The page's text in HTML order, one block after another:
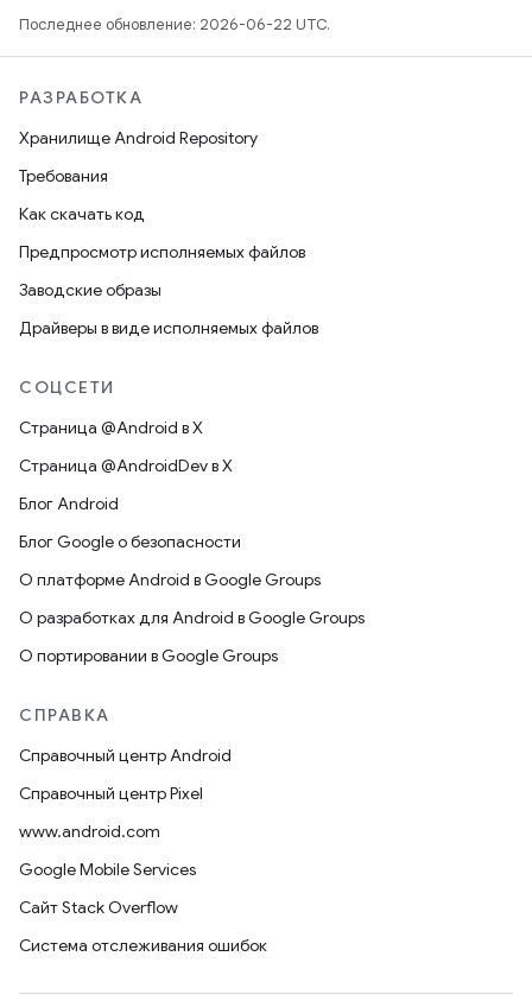
Последнее обновление: 2026-06-22 UTC.
РАЗРАБОТКА
Хранилище Android Repository
Требования
Как скачать код
Предпросмотр исполняемых файлов
Заводские образы
Драйверы в виде исполняемых файлов
СОЦСЕТИ
Страница @Android в X
Страница @AndroidDev в X
Блог Android
Блог Google о безопасности
О платформе Android в Google Groups
О разработках для Android в Google Groups
О портировании в Google Groups
СПРАВКА
Справочный центр Android
Справочный центр Pixel
www.android.com
Google Mobile Services
Сайт Stack Overflow
Система отслеживания ошибок